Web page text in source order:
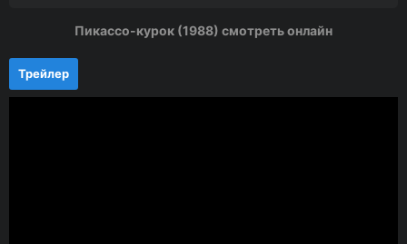
Пикассо-курок (1988) смотреть онлайн
Трейлер